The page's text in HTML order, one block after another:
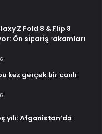
Z Fold 8 & Flip 8
Ön sipariş rakamları
kez gerçek bir canlı
yılı: Afganistan’da